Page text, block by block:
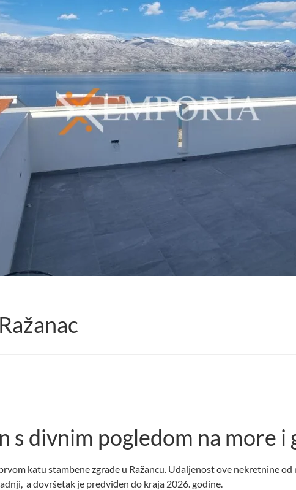
s divnim pogledom na more i
katu stambene zgrade u Ražancu. Udaljenost ove nekretnine od
a dovršetak je predviđen do kraja 2026. godine.